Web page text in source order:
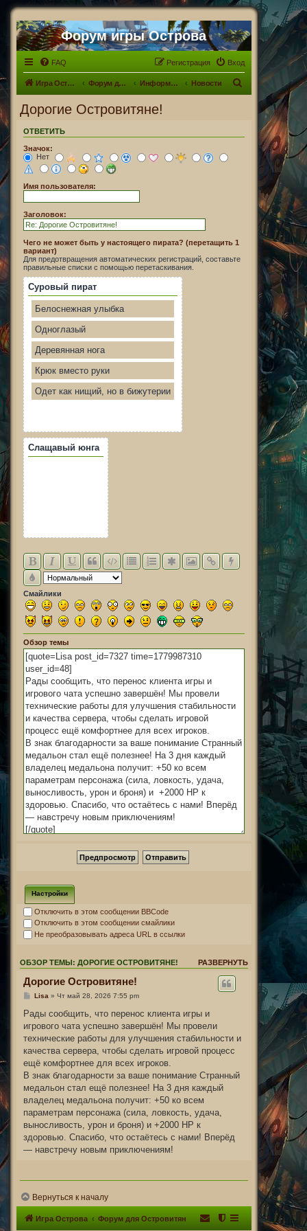
Форум игры Острова
FAQ Вход
Регистрация
Игра Острова Форум для Островитян Информационный раздел Новости
Дорогие Островитяне!
ОТВЕТИТЬ
Значок:
Нет
Имя пользователя:
Заголовок:
Чего не может быть у настоящего пирата? (перетащить 1
вариант)
Для предотвращения автоматических регистраций, составьте
правильные списки с помощью перетаскивания.
Суровый пират
Белоснежная улыбка
Одноглазый
Деревянная нога
Крюк вместо руки
Одет как нищий, но в бижутерии
Слащавый юнга
Смайлики
Обзор темы
Настройки
Отключить в этом сообщении BBCode
Отключить в этом сообщении смайлики
Не преобразовывать адреса URL в ссылки
РАЗВЕРНУТЬ
ОБЗОР ТЕМЫ: ДОРОГИЕ ОСТРОВИТЯНЕ!
Дорогие Островитяне!
Lisa» Чт май 28, 2026 7:55 pm
Рады сообщить, что перенос клиента игры и
игрового чата успешно завершён! Мы провели
технические работы для улучшения стабильности и
качества сервера, чтобы сделать игровой процесс
ещё комфортнее для всех игроков.
В знак благодарности за ваше понимание Странный
медальон стал ещё полезнее! На 3 дня каждый
владелец медальона получит: +50 ко всем
параметрам персонажа (сила, ловкость, удача,
выносливость, урон и броня) и +2000 HP к
здоровью. Спасибо, что остаётесь с нами! Вперёд
— навстречу новым приключениям!
Вернуться к началу
Игра Острова Форум для Островитян